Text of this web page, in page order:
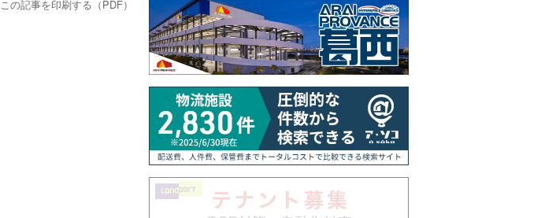
この記事を印刷する（PDF）